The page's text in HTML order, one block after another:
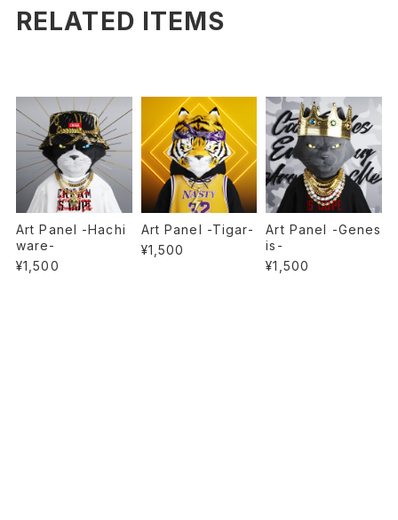
RELATED ITEMS
Art Panel -Hachi
ware-
¥1,500
Art Panel -Tigar-
¥1,500
Art Panel -Genes
is-
¥1,500